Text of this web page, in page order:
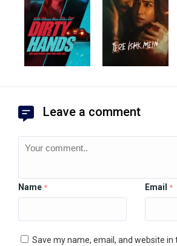
Leave a comment
Name * Email *
Save my name, email, and website